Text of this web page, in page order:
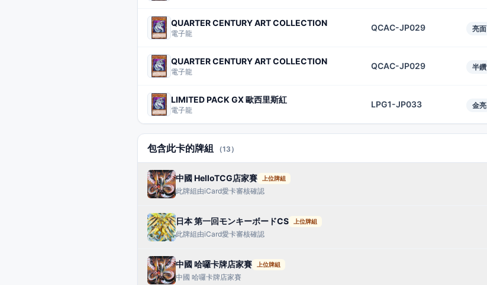
QUARTER CENTURY ART COLLECTION
電子龍
QCAC-JP029 亮面
QUARTER CENTURY ART COLLECTION
電子龍
QCAC-JP029 半鑽
LIMITED PACK GX 歐西里斯紅
電子龍
LPG1-JP033 金亮
包含此卡的牌組 （13）
中國 HelloTCG店家賽 上位牌組
此牌組由iCard愛卡審核確認
日本 第一回モンキーボードCS 上位牌組
此牌組由iCard愛卡審核確認
中國 哈囉卡牌店家賽 上位牌組
中國 哈囉卡牌店家賽